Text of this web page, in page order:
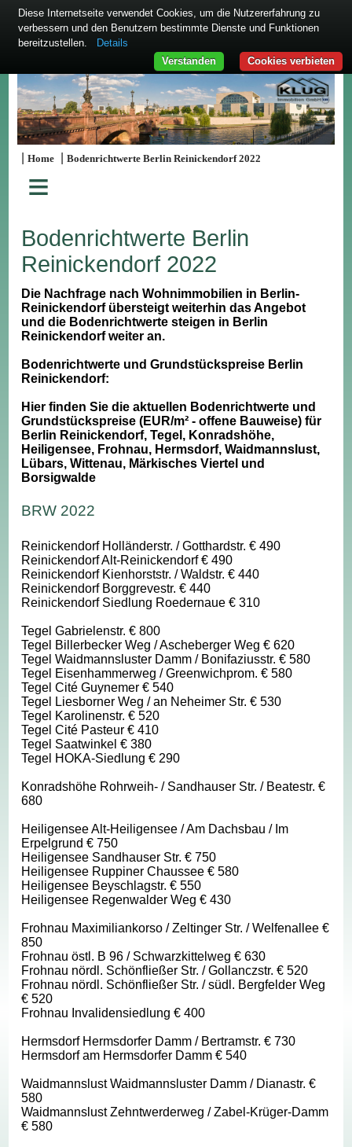
|Home |Bodenrichtwerte Berlin Reinickendorf 2022
≡
Bodenrichtwerte Berlin
Reinickendorf 2022
Die Nachfrage nach Wohnimmobilien in Berlin-
Reinickendorf übersteigt weiterhin das Angebot
und die Bodenrichtwerte steigen in Berlin
Reinickendorf weiter an.
Bodenrichtwerte und Grundstückspreise Berlin
Reinickendorf:
Hier finden Sie die aktuellen Bodenrichtwerte und
Grundstückspreise (EUR/m² - offene Bauweise) für
Berlin Reinickendorf, Tegel, Konradshöhe,
Heiligensee, Frohnau, Hermsdorf, Waidmannslust,
Lübars, Wittenau, Märkisches Viertel und
Borsigwalde
BRW 2022
Reinickendorf Holländerstr. / Gotthardstr. € 490
Reinickendorf Alt-Reinickendorf € 490
Reinickendorf Kienhorststr. / Waldstr. € 440
Reinickendorf Borggrevestr. € 440
Reinickendorf Siedlung Roedernaue € 310
Tegel Gabrielenstr. € 800
Tegel Billerbecker Weg / Ascheberger Weg € 620
Tegel Waidmannsluster Damm / Bonifaziusstr. € 580
Tegel Eisenhammerweg / Greenwichprom. € 580
Tegel Cité Guynemer € 540
Tegel Liesborner Weg / an Neheimer Str. € 530
Tegel Karolinenstr. € 520
Tegel Cité Pasteur € 410
Tegel Saatwinkel € 380
Tegel HOKA-Siedlung € 290
Konradshöhe Rohrweih- / Sandhauser Str. / Beatestr. €
680
Heiligensee Alt-Heiligensee / Am Dachsbau / Im
Erpelgrund € 750
Heiligensee Sandhauser Str. € 750
Heiligensee Ruppiner Chaussee € 580
Heiligensee Beyschlagstr. € 550
Heiligensee Regenwalder Weg € 430
Frohnau Maximiliankorso / Zeltinger Str. / Welfenallee €
850
Frohnau östl. B 96 / Schwarzkittelweg € 630
Frohnau nördl. Schönfließer Str. / Gollanczstr. € 520
Frohnau nördl. Schönfließer Str. / südl. Bergfelder Weg
€ 520
Frohnau Invalidensiedlung € 400
Hermsdorf Hermsdorfer Damm / Bertramstr. € 730
Hermsdorf am Hermsdorfer Damm € 540
Waidmannslust Waidmannsluster Damm / Dianastr. €
580
Waidmannslust Zehntwerderweg / Zabel-Krüger-Damm
€ 580
Diese Internetseite verwendet Cookies, um die Nutzererfahrung zu
verbessern und den Benutzern bestimmte Dienste und Funktionen
bereitzustellen.
Details
Cookies verbieten
Verstanden